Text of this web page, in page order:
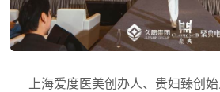
上海爱度医美创办人、贵妇臻创